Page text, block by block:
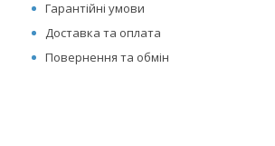
Гарантійні умови
Доставка та оплата
Повернення та обмін